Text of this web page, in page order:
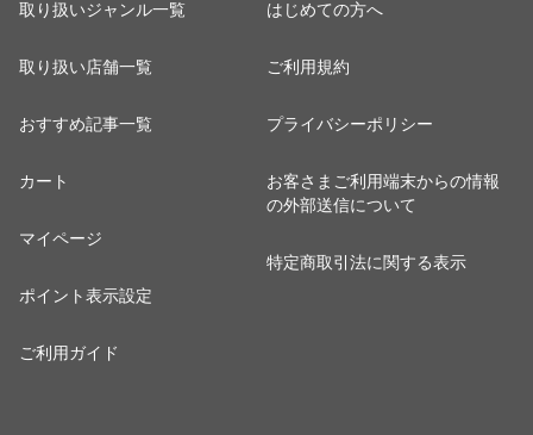
取り扱いジャンル一覧
取り扱い店舗一覧
おすすめ記事一覧
カート
マイページ
ポイント表示設定
ご利用ガイド
はじめての方へ
ご利用規約
プライバシーポリシー
お客さまご利用端末からの情報
の外部送信について
特定商取引法に関する表示